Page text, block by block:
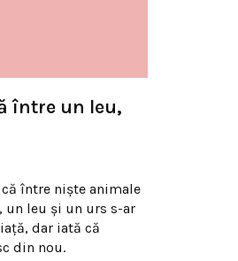
între un leu,
între nişte animale
leu şi un urs s-ar
dar iată că
din nou.